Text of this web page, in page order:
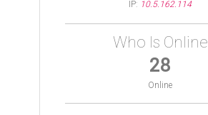
IP: 10.5.162.114
Who Is Online
28
Online